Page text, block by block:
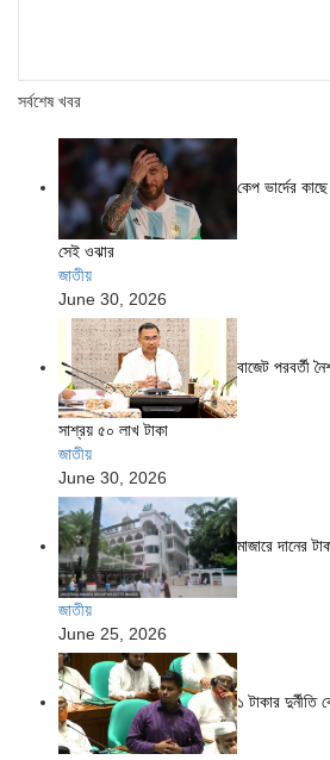
সর্বশেষ খবর
কেপ ভার্দের কাছে
সেই ওঝার
জাতীয়
June 30, 2026
বাজেট পরবর্তী
সাশ্রয় ৫০ লাখ টাকা
জাতীয়
June 30, 2026
মাজারে দানের
জাতীয়
June 25, 2026
১ টাকার